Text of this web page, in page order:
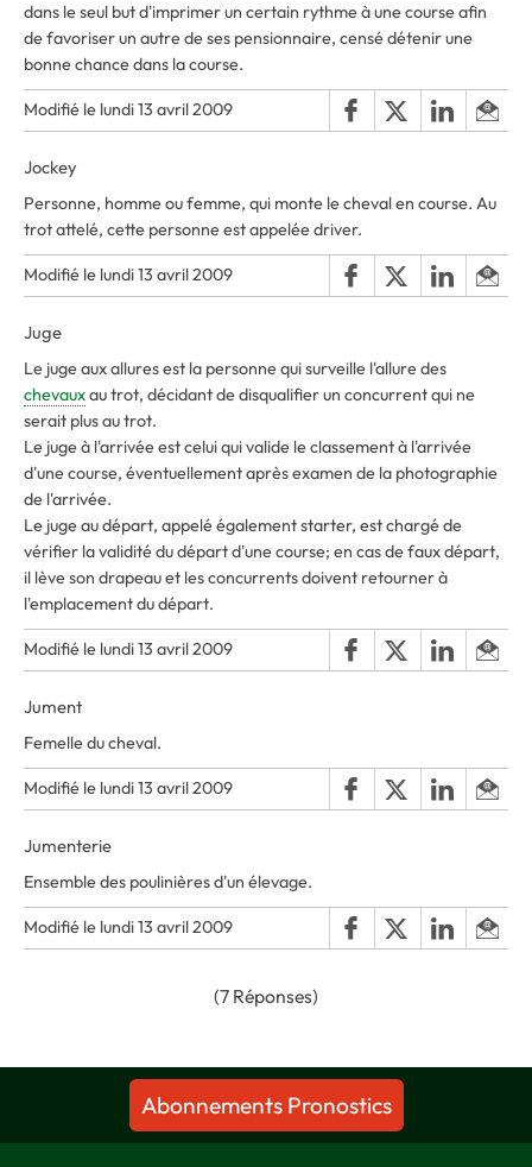
dans le seul but d'imprimer un certain rythme à une course afin
de favoriser un autre de ses pensionnaire, censé détenir une
bonne chance dans la course.
Modifié le lundi 13 avril 2009
Jockey
Personne, homme ou femme, qui monte le cheval en course. Au
trot attelé, cette personne est appelée driver.
Modifié le lundi 13 avril 2009
Juge
Le juge aux allures est la personne qui surveille l'allure des
chevauxau trot, décidant de disqualifier un concurrent qui ne
serait plus au trot.
Le juge à l'arrivée est celui qui valide le classement à l'arrivée
d'une course, éventuellement après examen de la photographie
de l'arrivée.
Le juge au départ, appelé également starter, est chargé de
vérifier la validité du départ d'une course; en cas de faux départ,
il lève son drapeau et les concurrents doivent retourner à
l'emplacement du départ.
Modifié le lundi 13 avril 2009
Jument
Femelle du cheval.
Modifié le lundi 13 avril 2009
Jumenterie
Ensemble des poulinières d'un élevage.
Modifié le lundi 13 avril 2009
(7 Réponses)
Abonnements Pronostics